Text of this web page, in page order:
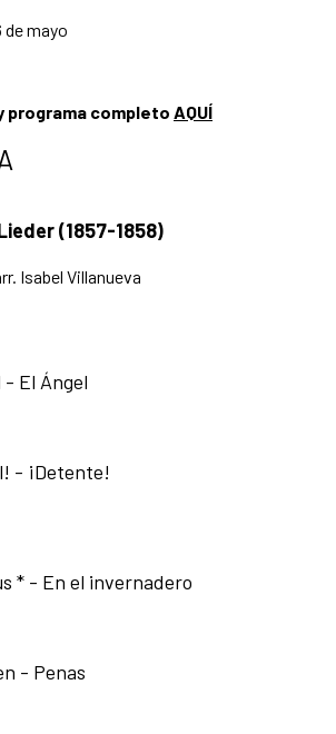
de mayo
programa completo AQUÍ
(1857-1858)
Isabel Villanueva
- El Ángel
- ¡Detente!
* - En el invernadero
- Penas